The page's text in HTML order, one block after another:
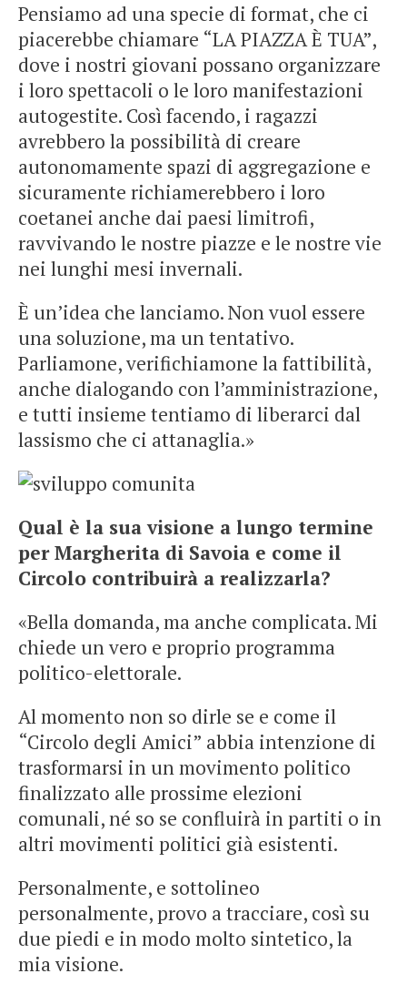
Pensiamo ad una specie di format, che ci
piacerebbe chiamare “LA PIAZZA È TUA”,
dove i nostri giovani possano organizzare
i loro spettacoli o le loro manifestazioni
autogestite. Così facendo, i ragazzi
avrebbero la possibilità di creare
autonomamente spazi di aggregazione e
sicuramente richiamerebbero i loro
coetanei anche dai paesi limitrofi,
ravvivando le nostre piazze e le nostre vie
nei lunghi mesi invernali.
È un’idea che lanciamo. Non vuol essere
una soluzione, ma un tentativo.
Parliamone, verifichiamone la fattibilità,
anche dialogando con l’amministrazione,
e tutti insieme tentiamo di liberarci dal
lassismo che ci attanaglia.»
Qual è la sua visione a lungo termine
per Margherita di Savoia e come il
Circolo contribuirà a realizzarla?
«Bella domanda, ma anche complicata. Mi
chiede un vero e proprio programma
politico-elettorale.
Al momento non so dirle se e come il
“Circolo degli Amici” abbia intenzione di
trasformarsi in un movimento politico
finalizzato alle prossime elezioni
comunali, né so se confluirà in partiti o in
altri movimenti politici già esistenti.
Personalmente, e sottolineo
personalmente, provo a tracciare, così su
due piedi e in modo molto sintetico, la
mia visione.